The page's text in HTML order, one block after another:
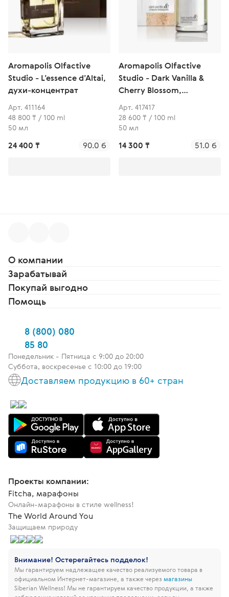
Aromapolis Olfactive
Studio - L’essence d’Altai,
духи-концентрат
Арт. 411164
48 800 ₸ / 100 ml
50 мл
24 400 ₸ 90.0 б
Aromapolis Olfactive
Studio - Dark Vanilla &
Cherry Blossom,
парфюмерная вода
Арт. 417417
28 600 ₸ / 100 ml
50 мл
14 300 ₸ 51.0 б
О компании
Зарабатывай
Покупай выгодно
Помощь
8 (800) 080
85 80
Понедельник - Пятница c 9:00 до 20:00
Суббота, воскресенье с 10:00 до 19:00
Доставляем продукцию в 60+ стран
Проекты компании:
Fitcha, марафоны
Онлайн-марафоны в стиле wellness!
The World Around You
Защищаем природу
Внимание! Остерегайтесь подделок!
Мы гарантируем надлежащее качество реализуемого товара в
официальном Интернет-магазине, а также через магазины
Siberian Wellness! Мы не гарантируем качество продукции, а также